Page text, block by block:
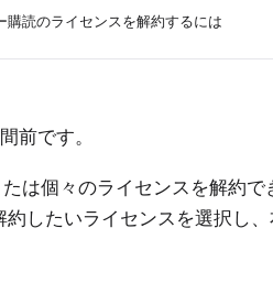
読のライセンスを解約するには
前です。
は個々のライセンスを解約で
したいライセンスを選択し